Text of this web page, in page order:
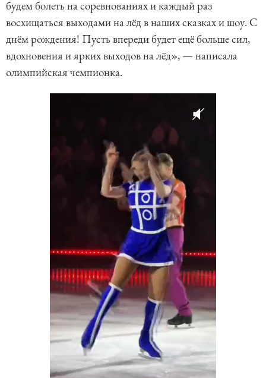
будем болеть на соревнованиях и каждый раз
восхищаться выходами на лёд в наших сказках и шоу. С
днём рождения! Пусть впереди будет ещё больше сил,
вдохновения и ярких выходов на лёд», — написала
олимпийская чемпионка.